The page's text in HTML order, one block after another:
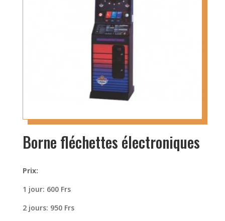
Borne fléchettes électroniques
Prix:
1 jour: 600 Frs
2 jours: 950 Frs